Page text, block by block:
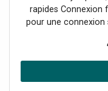
rapides Connexion
pour une connexion
essentiels
Sécurité renforcée